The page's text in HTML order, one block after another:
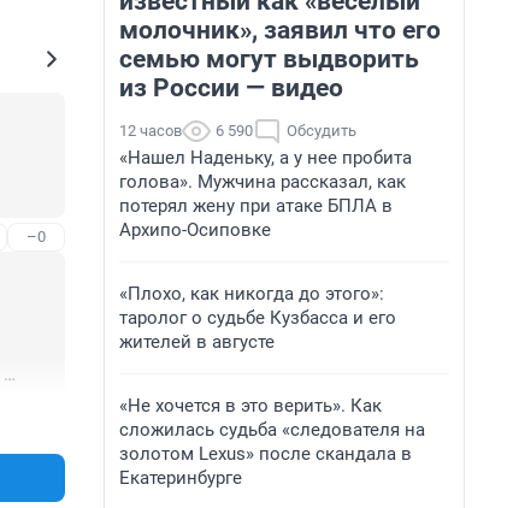
–0
молочник», заявил что его
семью могут выдворить
из России — видео
12 часов 6 590 Обсудить
«Нашел Наденьку, а у нее пробита
голова». Мужчина рассказал, как
потерял жену при атаке БПЛА в
Архипо-Осиповке
«Плохо, как никогда до этого»:
таролог о судьбе Кузбасса и его
жителей в августе
«Не хочется в это верить». Как
сложилась судьба «следователя на
золотом Lexus» после скандала в
Екатеринбурге